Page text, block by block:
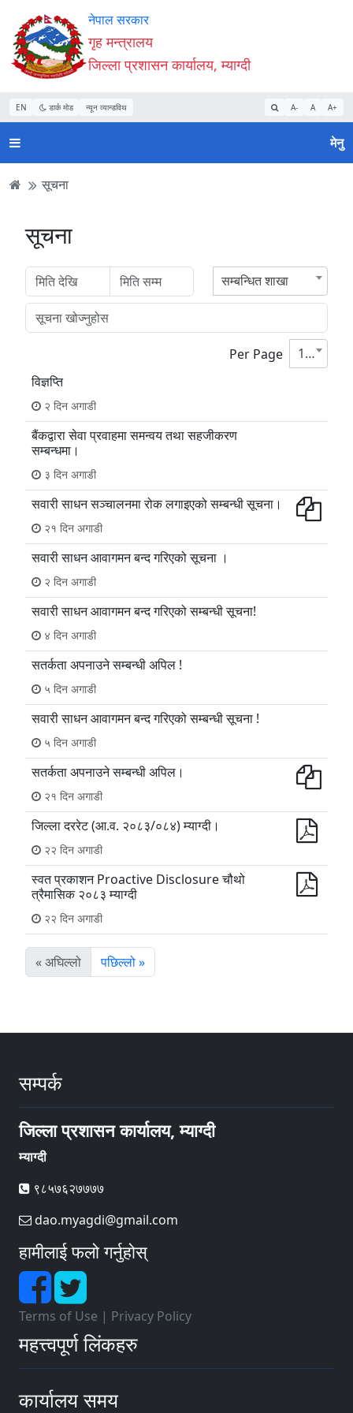
Accessibility
Mode
सुरु
गर्नुहोस्
सामाग्री
पढ्नुहाेस्
नेभिगेसन
पढ्नुहाेस्
वेबसाइट
खोजमा
जानुहोस्
नेपाल सरकार
गृह मन्त्रालय
जिल्ला प्रशासन कार्यालय, म्याग्दी
EN डार्क मोड न्यून व्यान्डविथ A- A A+
मेनु
सूचना
सूचना
सम्बन्धित शाखा
Per Page
10
विज्ञप्ति
२ दिन अगाडी
बैंकद्वारा सेवा प्रवाहमा समन्वय तथा सहजीकरण
सम्बन्धमा।
३ दिन अगाडी
सवारी साधन सञ्चालनमा रोक लगाइएको सम्बन्धी सूचना।
२१ दिन अगाडी
सवारी साधन आवागमन बन्द गरिएको सूचना ।
२ दिन अगाडी
सवारी साधन आवागमन बन्द गरिएको सम्बन्धी सूचना!
४ दिन अगाडी
सतर्कता अपनाउने सम्बन्धी अपिल !
५ दिन अगाडी
सवारी साधन आवागमन बन्द गरिएको सम्बन्धी सूचना !
५ दिन अगाडी
सतर्कता अपनाउने सम्बन्धी अपिल।
२१ दिन अगाडी
जिल्ला दररेट (आ.व. २०८३/०८४) म्याग्दी।
२२ दिन अगाडी
स्वत प्रकाशन Proactive Disclosure चौथो
त्रैमासिक २०८३ म्याग्दी
२२ दिन अगाडी
« अघिल्लो पछिल्लो »
सम्पर्क
जिल्ला प्रशासन कार्यालय, म्याग्दी
म्याग्दी
९८५७६२७७७७
dao.myagdi@gmail.com
हामीलाई फलो गर्नुहोस्
Terms of Use | Privacy Policy
महत्त्वपूर्ण लिंकहरु
कार्यालय समय